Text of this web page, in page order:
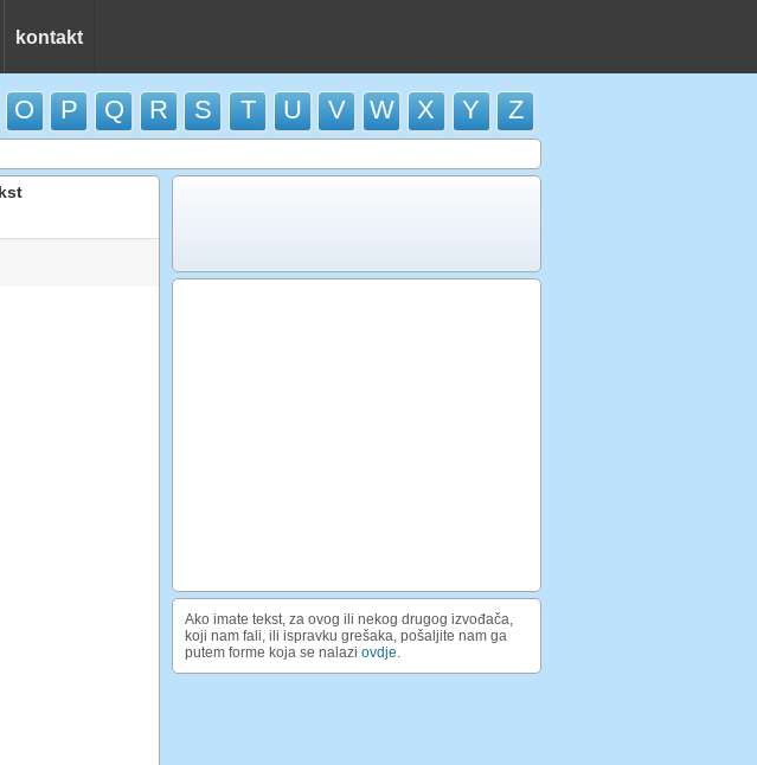
kontakt
O P Q R S T U V W X Y Z
Ako imate tekst, za ovog ili nekog drugog izvođača,
koji nam fali, ili ispravku grešaka, pošaljite nam ga
putem forme koja se nalazi ovdje.